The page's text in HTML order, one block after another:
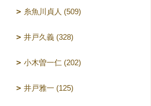
糸魚川貞人 (509)
井戸久義 (328)
小木曽一仁 (202)
井戸雅一 (125)